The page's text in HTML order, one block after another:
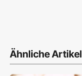
Ähnliche Artikel